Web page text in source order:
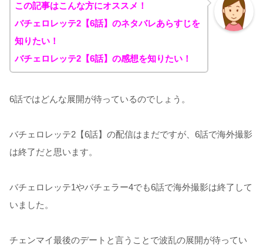
この記事はこんな方にオススメ！
バチェロレッテ2【6話】のネタバレあらすじを
知りたい！
バチェロレッテ2【6話】の感想を知りたい！
6話ではどんな展開が待っているのでしょう。
バチェロレッテ2【6話】の配信はまだですが、6話で海外撮影
は終了だと思います。
バチェロレッテ1やバチェラー4でも6話で海外撮影は終了して
いました。
チェンマイ最後のデートと言うことで波乱の展開が待ってい